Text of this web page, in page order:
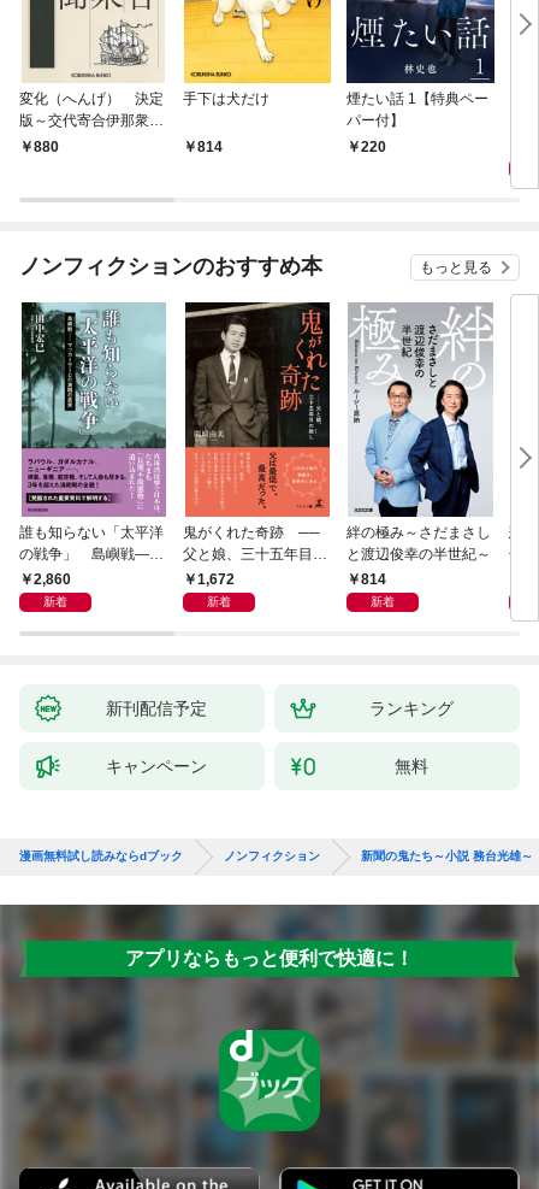
変化（へんげ） 決定
版～交代寄合伊那衆異
聞（1）～
880
手下は犬だけ
814
煙たい話 1【特典ペー
パー付】
220
ノンフィクションのおすすめ本 もっと見る
誰も知らない「太平洋
の戦争」 島嶼戦――
マッカーサーとの激闘
の真実
2,860
新着
鬼がくれた奇跡 ──
父と娘、三十五年目の
赦し1,672
新着
絆の極み～さだまさし
と渡辺俊幸の半世紀～
814
新着
悲
子
新刊配信予定 ランキング
キャンペーン 無料
漫画無料試し読みならdブック ノンフィクション 新聞の鬼たち～小説 務台光雄～
アプリならもっと便利で快適に！